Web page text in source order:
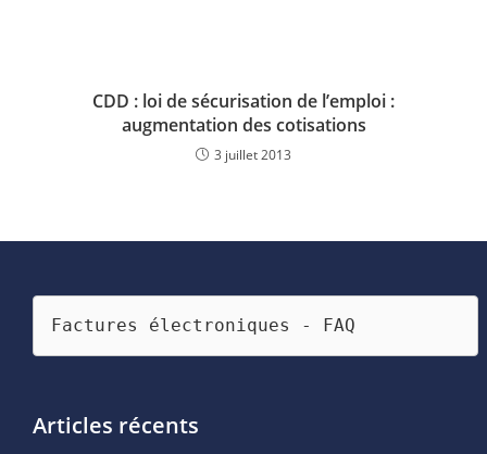
CDD : loi de sécurisation de l’emploi :
augmentation des cotisations
3 juillet 2013
Factures électroniques - FAQ
Articles récents